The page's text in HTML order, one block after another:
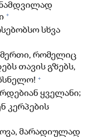
+
სხვა
რომელიც
თავის გზებს,
+
ყველანი;
კერპების
მარადიულად